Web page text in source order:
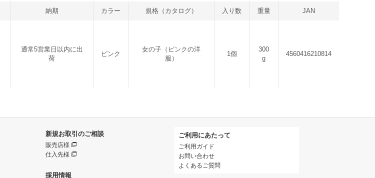
納期 カラー 規格（カタログ） 入り数 重量 JAN
通常5営業日以内に出
荷
ピンク
女の子（ピンクの洋
服）
1個
300
g
4560416210814
新規お取引のご相談
販売店様
仕入先様
採用情報
ご利用にあたって
ご利用ガイド
お問い合わせ
よくあるご質問